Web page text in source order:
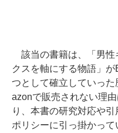
該当の書籍は、「男性
クスを軸にする物語」
つとして確立していっ
azonで販売されない理
り、本書の研究対応や
ポリシーに引っ掛かっ